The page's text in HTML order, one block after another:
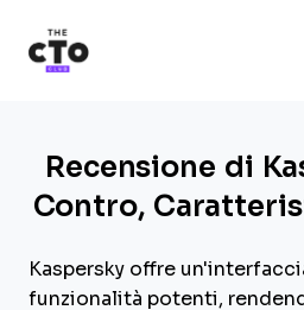
Recensione di
Contro,
Kaspersky offre
funzionalità potenti,